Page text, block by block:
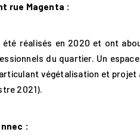
rue Magenta :
réalisés en 2020 et ont
du quartier. Un
végétalisation et
2021).
: